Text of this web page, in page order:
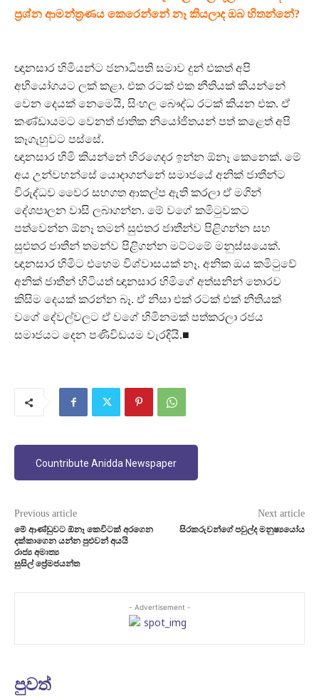
ප්‍රශ්න ආමන්ත්‍රණය කෙරෙන්නේ නෑ කියලාද ඔබ හිතන්නේ?
ඥානසාර හිමියන්ට ජනාධිපති සමාව දුන් එකත් අපි
අභියෝගයට ලක් කළා. එක රටක් එක නීතියක් කියන්නේ
වෙන දෙයක් නෙමෙයි, සිංහල බෞද්ධ රටක් කියන එක. ඒ
කණ්ඩායමට වෙනත් ජාතික නියෝජිතයන් පත් කළෙත් අපි
කෑගැහුවට පස්සේ.
ඥානසාර හිමි කියන්නේ හිරගෙදර ඉන්න ඕනෑ කෙනෙක්. මේ
අය උන්වහන්සේ යොදාගන්නේ සමාජයේ අනික් ජාතීන්ට
විරුද්ධව වෛර සහගත ආකල්ප ඇති කරලා ඒ මගින්
දේශපාලන වාසි ලබාගන්න. මේ වගේ කමිටුවකට
පත්වෙන්න ඕනෑ තමන් සුළුතර ජාතීන්ව පිළිගන්න සහ
සුළුතර ජාතීන් තමන්ව පිළිගන්න මට්ටමේ මනුස්සයෙක්.
ඥානසාර හිමිට එහෙම විශ්වාසයක් නෑ. අනික ඔය කමිටුවේ
අනික් ජාතීන් හිටියත් ඥානසාර හිමිගේ අත්සනින් තොරව
කිසිම දෙයක් කරන්න බෑ. ඒ නිසා එක් රටක් එක් නීතියක්
වගේ දේවල්වලට ඒ වගේ හිමිනමක් පත්කරලා රජය
සමාජයට දෙන පණිවිඩයම වැරදියි.■
Countribute Anidda Newspaper
Previous article
මේ ආණ්ඩුවට ඕනෑ කෙවිටක් අරගෙන
දක්කාගෙන යන්න පුළුවන් අයයි
රාජ්‍ය අමාත්‍ය
සුසිල් ප්‍රේමජයන්ත
Next article
සිරකරුවන්ගේ පවුල්ද මනුෂ්‍යයෝය
- Advertisement -
පුවත්